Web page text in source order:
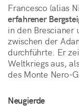
Francesco (alias
erfahrener
in den Brescianer
zwischen der
durchführte. Er
Weltkriegs aus,
des Monte Nero-
Neugierde